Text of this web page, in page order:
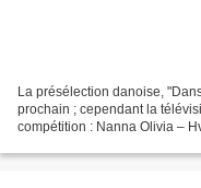
La présélection danoise,
prochain ; cependant la
compétition : Nanna Olivia –